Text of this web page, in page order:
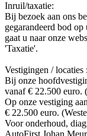
Inruil/taxatie:
Bij bezoek aan ons
gegarandeerd bod
gaat u naar onze
'Taxatie'.
Vestigingen / locaties :
Bij onze
vanaf € 22.500 euro.
Op onze vestiging
€ 22.500 euro.
Voor onderhoud,
AutoFirst Johan